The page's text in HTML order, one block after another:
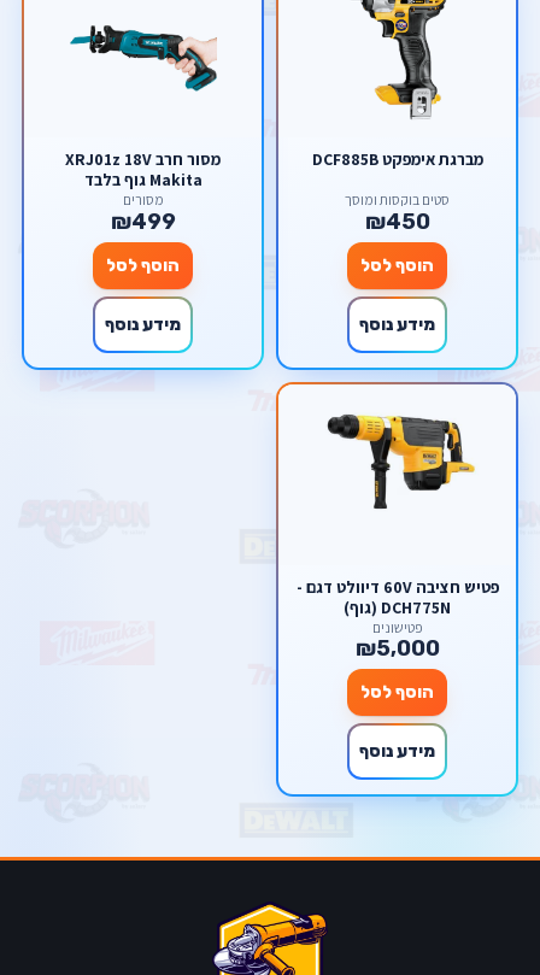
מברגת אימפקט DCF885B
סטים בוקסות ומוסך
₪450
הוסף לסל
מידע נוסף
מסור חרב XRJ01z 18V
Makita גוף בלבד
מסורים
₪499
הוסף לסל
מידע נוסף
פטיש חציבה 60V דיוולט דגם -
DCH775N (גוף)
פטישונים
₪5,000
הוסף לסל
מידע נוסף